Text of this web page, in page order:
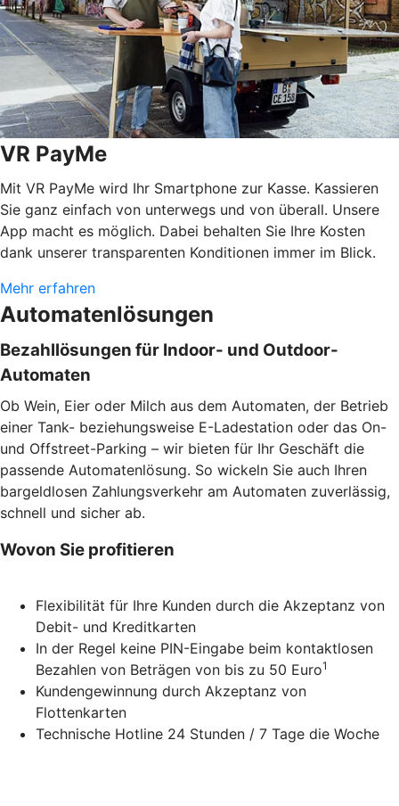
VR PayMe
Mit VR PayMe wird Ihr Smartphone zur Kasse. Kassieren
Sie ganz einfach von unterwegs und von überall. Unsere
App macht es möglich. Dabei behalten Sie Ihre Kosten
dank unserer transparenten Konditionen immer im Blick.
Mehr erfahren
Automatenlösungen
Bezahllösungen für Indoor- und Outdoor-
Automaten
Ob Wein, Eier oder Milch aus dem Automaten, der Betrieb
einer Tank- beziehungsweise E-Ladestation oder das On-
und Offstreet-Parking – wir bieten für Ihr Geschäft die
passende Automatenlösung. So wickeln Sie auch Ihren
bargeldlosen Zahlungsverkehr am Automaten zuverlässig,
schnell und sicher ab.
Wovon Sie profitieren
Flexibilität für Ihre Kunden durch die Akzeptanz von
Debit- und Kreditkarten
In der Regel keine PIN-Eingabe beim kontaktlosen
Bezahlen von Beträgen von bis zu 50 Euro1
Kundengewinnung durch Akzeptanz von
Flottenkarten
Technische Hotline 24 Stunden / 7 Tage die Woche